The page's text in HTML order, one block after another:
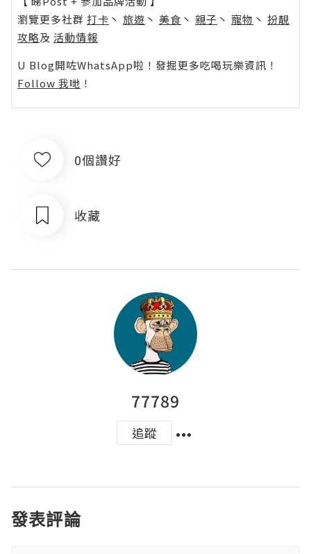
瀏覽更多社群 打卡 丶 旅遊 丶 美食 丶 親子 丶 寵物 丶 扮靚
攻略及 活動情報
U Blog開咗WhatsApp啦！發掘更多吃喝玩樂資訊！
Follow 我哋 ！
0個讚好
收藏
77789
追蹤
發表評論